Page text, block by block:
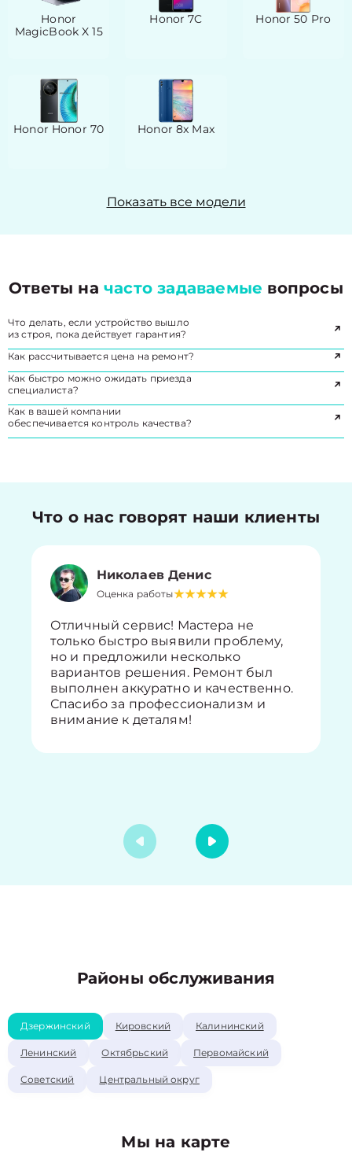
Honor
MagicBook X 15
Honor 7C Honor 50 Pro
Honor Honor 70 Honor 8x Max
Показать все модели
Ответы начасто задаваемые вопросы
Что делать, если устройство вышло
из строя, пока действует гарантия?
Как рассчитывается цена на ремонт?
Как быстро можно ожидать приезда
специалиста?
Как в вашей компании
обеспечивается контроль качества?
Что о нас говорят наши клиенты
Николаев Денис
Оценка работы
Отличный сервис! Мастера не
только быстро выявили проблему,
но и предложили несколько
вариантов решения. Ремонт был
выполнен аккуратно и качественно.
Спасибо за профессионализм и
внимание к деталям!
Районы обслуживания
Дзержинский Кировский Калининский
Ленинский Октябрьский Первомайский
Советский Центральный округ
Мы на карте